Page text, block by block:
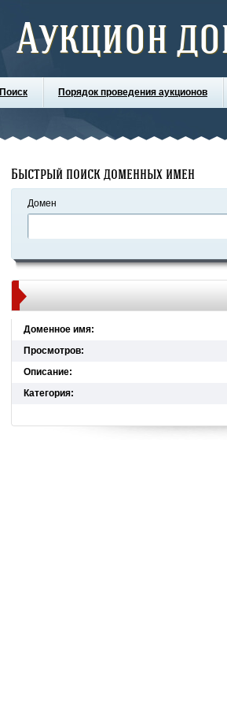
Аукцион
Поиск Порядок проведения аукционов
Быстрый поиск доменных имен
Домен
Доменное имя:
Просмотров:
Описание:
Категория: